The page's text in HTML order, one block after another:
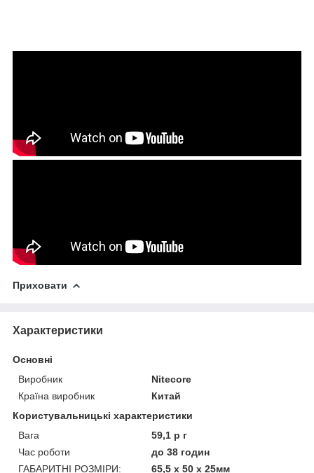
Приховати
Характеристики
Основні
Виробник
Nitecore
Країна виробник
Китай
Користувальницькі характеристики
Вага
59,1 р г
Час роботи
до 38 годин
ГАБАРИТНІ РОЗМІРИ:
65,5 х 50 х 25мм